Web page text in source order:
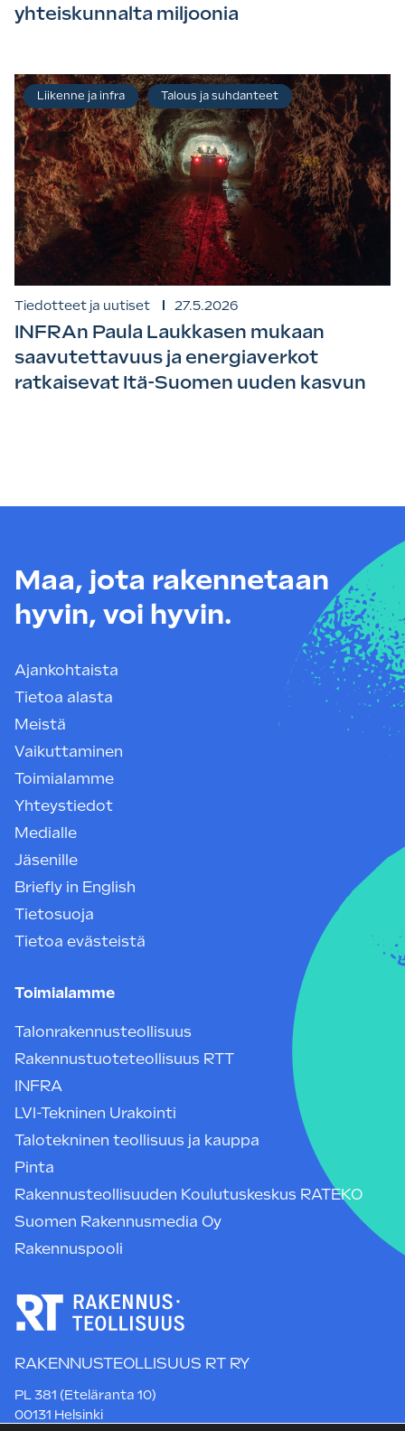
yhteiskunnalta miljoonia
Tiedotteet ja uutiset 27.5.2026
INFRAn Paula Laukkasen mukaan
saavutettavuus ja energiaverkot
ratkaisevat Itä-Suomen uuden kasvun
Liikenne ja infra Talous ja suhdanteet
Maa, jota rakennetaan
hyvin, voi hyvin.
Ajankohtaista
Tietoa alasta
Meistä
Vaikuttaminen
Toimialamme
Yhteystiedot
Medialle
Jäsenille
Briefly in English
Tietosuoja
Tietoa evästeistä
Toimialamme
Talonrakennusteollisuus
Rakennustuoteteollisuus RTT
INFRA
LVI-Tekninen Urakointi
Talotekninen teollisuus ja kauppa
Pinta
Rakennusteollisuuden Koulutuskeskus RATEKO
Suomen Rakennusmedia Oy
Rakennuspooli
RAKENNUSTEOLLISUUS RT RY
PL 381 (Eteläranta 10)
00131 Helsinki